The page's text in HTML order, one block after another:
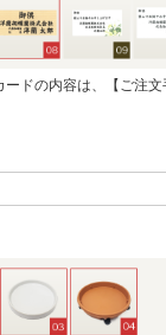
ドの内容は、【ご注文